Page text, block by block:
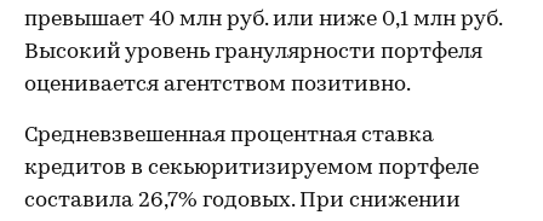
превышает 40 млн руб. или ниже 0,1 млн руб.
Высокий уровень гранулярности портфеля
оценивается агентством позитивно.
Средневзвешенная процентная ставка
кредитов в секьюритизируемом портфеле
составила 26,7% годовых. При снижении